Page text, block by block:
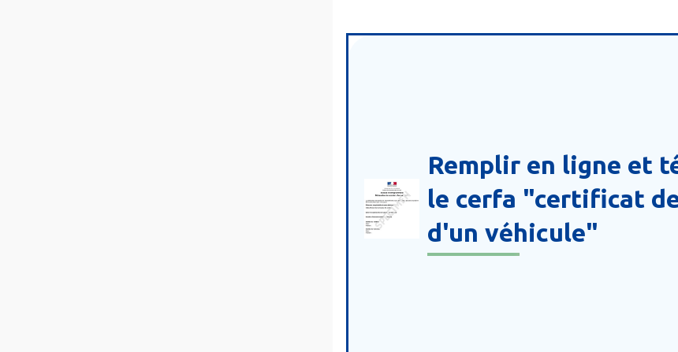
Remplir en ligne et
le cerfa "certificat
d'un véhicule"